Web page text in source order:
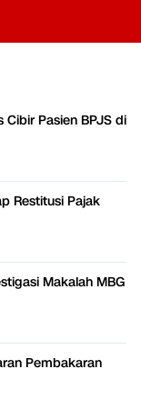
Pasien BPJS di
Restitusi Pajak
Makalah MBG
Pembakaran